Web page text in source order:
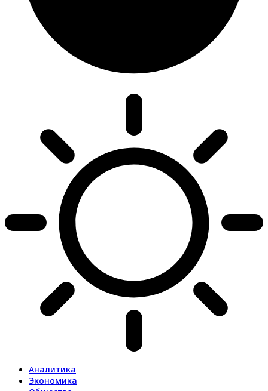
Аналитика
Экономика